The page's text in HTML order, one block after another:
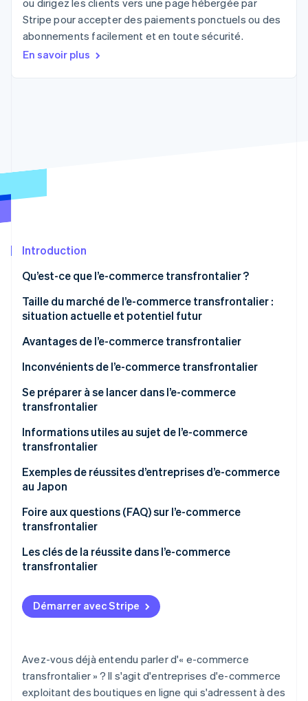
Découvrez les prochaines évolutions
Radar
Prévention de la fraude
Constitution de start-up
Regarder la vidéo
Commerce en ligne
Écosystème
ou dirigez les clients vers une page hébergée par
Stripe pour accepter des paiements ponctuels ou des
abonnements facilement et en toute sécurité.
En savoir plus
Introduction
Qu’est-ce que l’e-commerce transfrontalier ?
Taille du marché de l’e-commerce transfrontalier :
situation actuelle et potentiel futur
Avantages de l’e-commerce transfrontalier
Les ventes peuvent être effectuées à des clients en
Les boutiques en ligne sont plus faciles à gérer que
La concurrence peut être moins importante
Inconvénients de l’e-commerce transfrontalier
Coûts de transport élevés
aux pratiques commerciales, etc.
l’internationalisation
Se préparer à se lancer dans l’e-commerce
transfrontalier
Informations utiles au sujet de l’e-commerce
transfrontalier
Exemples de réussites d’entreprises d’e-commerce
au Japon
Hokkaido Souvenir Exploration Team
MUJI
Foire aux questions (FAQ) sur l’e-commerce
transfrontalier
Quelle est la différence entre l’e-commerce
transfrontalier et l’e-commerce local ?
La taxe sur la consommation s’applique-t-elle à l’e-
commerce transfrontalier ?
Les clés de la réussite dans l’e-commerce
transfrontalier
Démarrer avec Stripe
Avez-vous déjà entendu parler d'« e-commerce
transfrontalier » ? Il s'agit d'entreprises d'e-commerce
exploitant des boutiques en ligne qui s'adressent à des